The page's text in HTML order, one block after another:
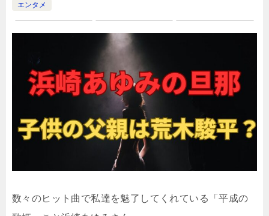
エンタメ
数々のヒット曲で私達を魅了してくれている「平成の